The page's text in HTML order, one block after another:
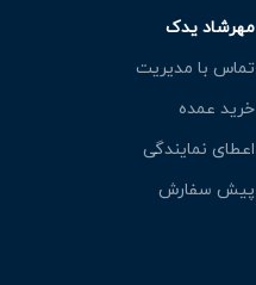
مهرشاد یدک
تماس با مدیریت
خرید عمده
اعطای نمایندگی
پیش سفارش